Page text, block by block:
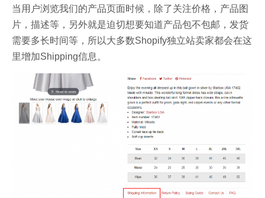
当用户浏览我们的产品页面时候，除了关注价格，产品图
片，描述等，另外就是迫切想要知道产品包不包邮，发货
需要多长时间等，所以大多数Shopify独立站卖家都会在这
里增加Shipping信息。